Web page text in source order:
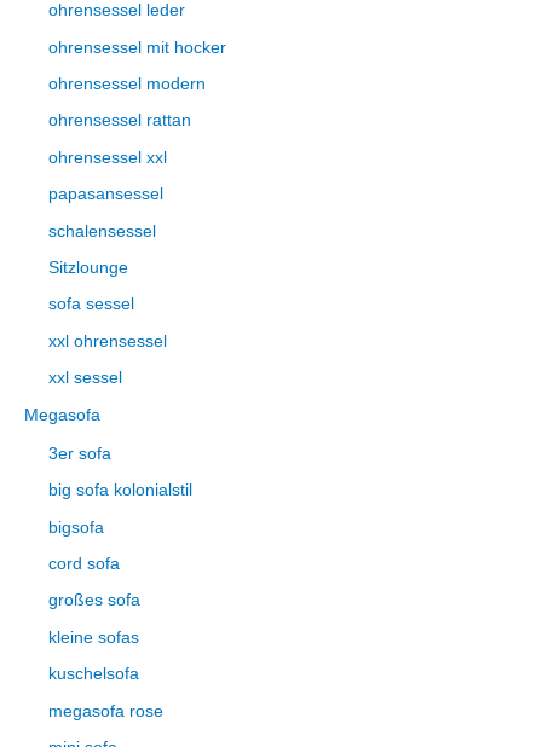
ohrensessel leder
ohrensessel mit hocker
ohrensessel modern
ohrensessel rattan
ohrensessel xxl
papasansessel
schalensessel
Sitzlounge
sofa sessel
xxl ohrensessel
xxl sessel
Megasofa
3er sofa
big sofa kolonialstil
bigsofa
cord sofa
großes sofa
kleine sofas
kuschelsofa
megasofa rose